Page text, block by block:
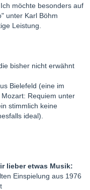
möchte besonders auf
unter Karl Böhm
Leistung.
bisher nicht erwähnt
Bielefeld (eine im
Requiem unter
stimmlich keine
ideal).
lieber etwas Musik:
Einspielung aus 1976